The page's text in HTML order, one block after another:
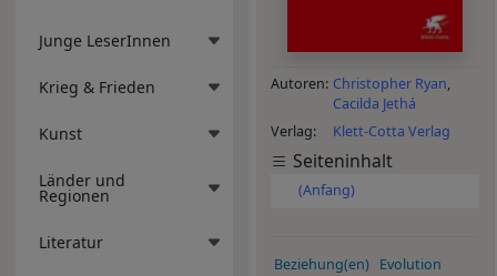
Junge LeserInnen
Krieg & Frieden
Kunst
Länder und
Regionen
Literatur
Autoren Christopher Ryan
Cacilda Jethá
Verlag
Klett-Cotta Verlag
Seiteninhalt
(Anfang)
Beziehung(en)
Evolution